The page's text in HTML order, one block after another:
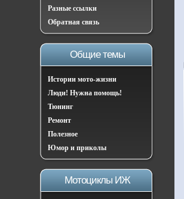
Разные ссылки
Обратная связь
Общие темы
Истории мото-жизни
Люди! Нужна помощь!
Тюнинг
Ремонт
Полезное
Юмор и приколы
Мотоциклы ИЖ